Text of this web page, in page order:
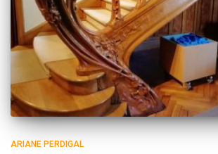
ARIANE PERDIGAL